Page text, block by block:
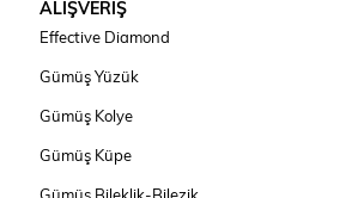
ALIŞVERİŞ
Effective Diamond
Gümüş Yüzük
Gümüş Kolye
Gümüş Küpe